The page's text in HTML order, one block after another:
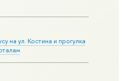
на ул. Костина и прогулка